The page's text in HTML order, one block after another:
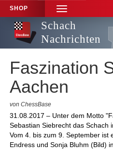
SHOP
TOGGLE
NAVIGATION
Schach
Nachrichten
Faszination
Aachen
von ChessBase
31.08.2017 – Unter dem Motto
Sebastian Siebrecht das Schach
Vom 4. bis zum 9. September ist
Endress und Sonja Bluhm (Bild)